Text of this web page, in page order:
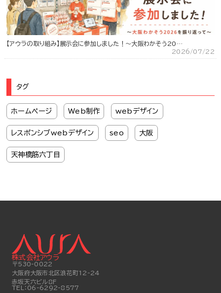
【アウラの取り組み】展示会に参加しました！～大阪わかそう20…
2026/07/22
タグ
ホームページ Web制作 webデザイン
レスポンシブwebデザイン seo 大阪
天神橋筋六丁目
株式会社アウラ
〒530-0022
大阪府大阪市北区浪花町12-24
赤坂天六ビル8F
TEL： 06-6292-8577